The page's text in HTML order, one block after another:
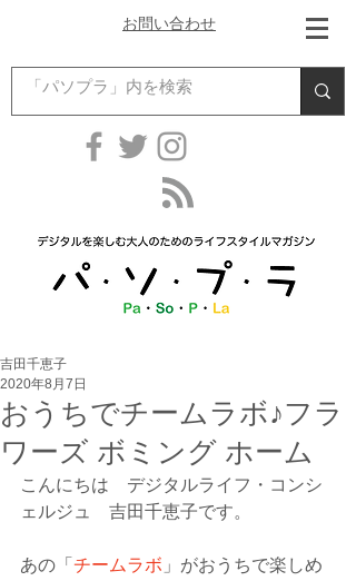
お問い合わせ
おうちでチームラボ♪フラ
ワーズ ボミング ホーム
吉田千恵子
2020年8月7日
こんにちは　デジタルライフ・コンシ
ェルジュ　吉田千恵子です。
あの「 チームラボ 」がおうちで楽しめ